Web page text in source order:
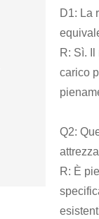
D1: La
R: Sì.
carico
Q2:
R: È